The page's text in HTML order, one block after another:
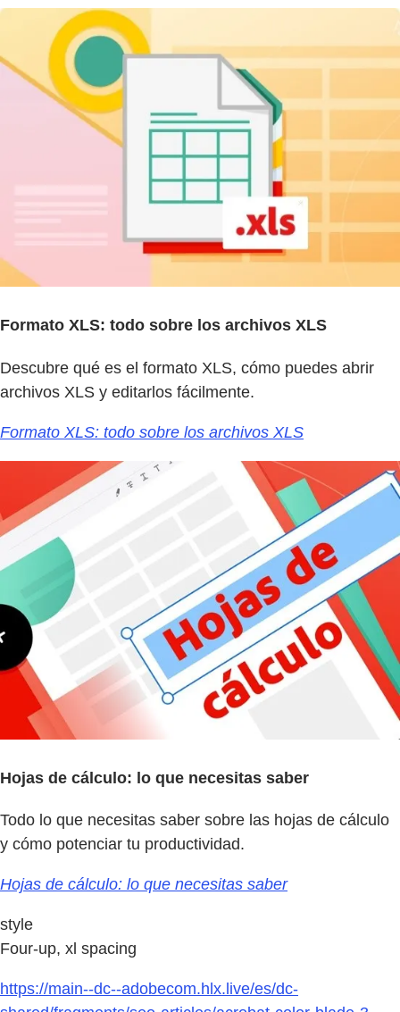
Formato XLS: todo sobre los archivos XLS
Descubre qué es el formato XLS, cómo puedes abrir
archivos XLS y editarlos fácilmente.
Formato XLS: todo sobre los archivos XLS
Hojas de cálculo: lo que necesitas saber
Todo lo que necesitas saber sobre las hojas de cálculo
y cómo potenciar tu productividad.
Hojas de cálculo: lo que necesitas saber
style
Four-up, xl spacing
https://main--dc--adobecom.hlx.live/es/dc-